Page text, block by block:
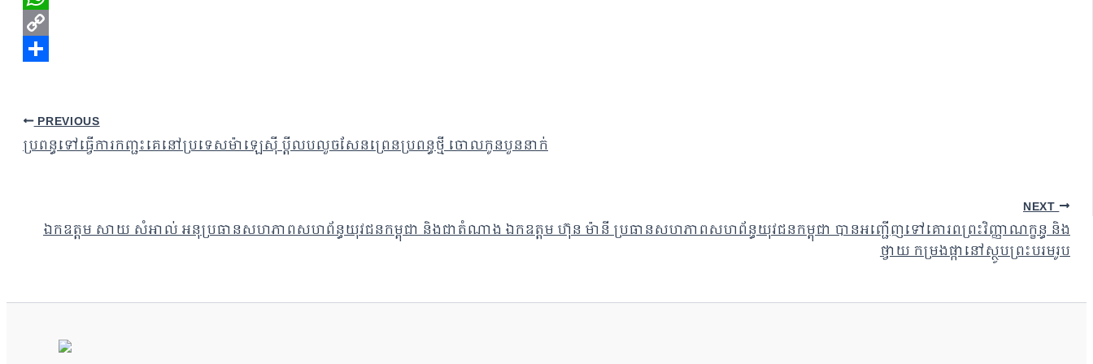
WhatsApp
Copy
PREVIOUS
ប្រពន្ធទៅធ្វើការកញ្ជះគេនៅប្រទេសម៉ាឡេស៊ី ប្ដីលបលួចសែនព្រេនប្រពន្ធថ្មី ចោលកូនបួននាក់
NEXT
ឯកឧត្តម សាយ សំអាល់ អនុប្រធានសហភាពសហព័ន្ធយុវជនកម្ពុជា និងជាតំណាង ឯកឧត្តម ហ៊ុន ម៉ានី ប្រធានសហភាពសហព័ន្ធយុវជនកម្ពុជា បានអញ្ជើញទៅគោរពព្រះវិញ្ញាណក្ខន្ធ និង
ថ្វាយ កម្រងផ្កានៅស្ថូបព្រះបរមរូប